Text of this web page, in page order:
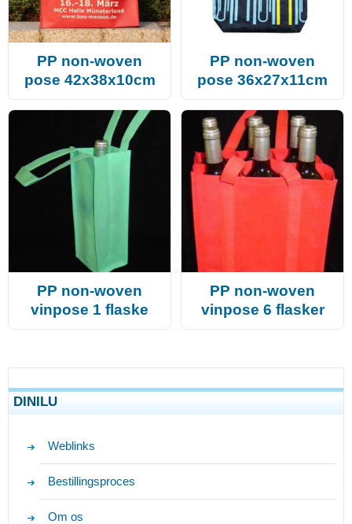
PP non-woven
pose 42x38x10cm
PP non-woven
pose 36x27x11cm
PP non-woven
vinpose 1 flaske
PP non-woven
vinpose 6 flasker
DINILU
Weblinks
Bestillingsproces
Om os